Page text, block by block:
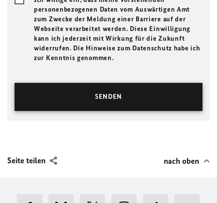
personenbezogenen Daten vom Auswärtigen Amt
zum Zwecke der Meldung einer Barriere auf der
Webseite verarbeitet werden. Diese Einwilligung
kann ich jederzeit mit Wirkung für die Zukunft
widerrufen. Die Hinweise zum Datenschutz habe ich
zur Kenntnis genommen.
Seite teilen nach oben